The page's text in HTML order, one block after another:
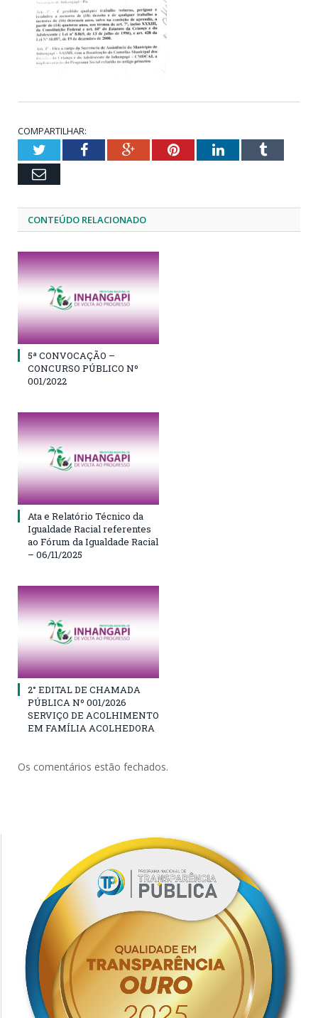
COMPARTILHAR:
TwitterFacebookGoogle+PinterestLinkedInTumblr
Email
CONTEÚDO RELACIONADO
5ª CONVOCAÇÃO –
CONCURSO PÚBLICO Nº
001/2022
Ata e Relatório Técnico da
Igualdade Racial referentes
ao Fórum da Igualdade Racial
– 06/11/2025
2° EDITAL DE CHAMADA
PÚBLICA Nº 001/2026
SERVIÇO DE ACOLHIMENTO
EM FAMÍLIA ACOLHEDORA
Os comentários estão fechados.